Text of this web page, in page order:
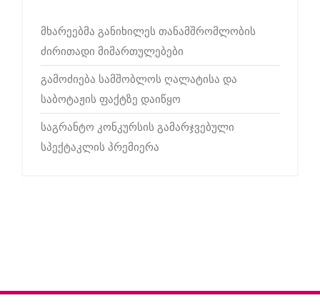
მხარეებმა განიხილეს თანამშრომლობის
ძირითადი მიმართულებები
გამოძიება სამშობლოს ღალატისა და
საბოტაჟის ფაქტზე დაიწყო
საგრანტო კონკურსის გამარჯვებული
სპექტაკლის პრემიერა